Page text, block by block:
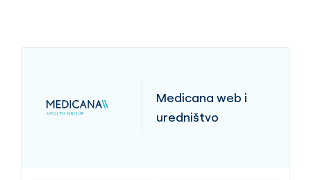
Medicana web i
uredništvo